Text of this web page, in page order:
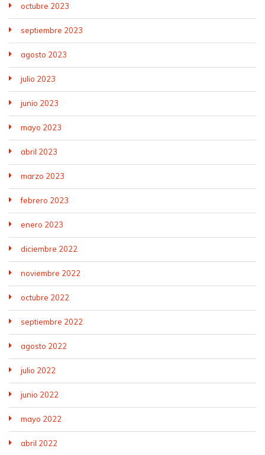
octubre 2023
septiembre 2023
agosto 2023
julio 2023
junio 2023
mayo 2023
abril 2023
marzo 2023
febrero 2023
enero 2023
diciembre 2022
noviembre 2022
octubre 2022
septiembre 2022
agosto 2022
julio 2022
junio 2022
mayo 2022
abril 2022